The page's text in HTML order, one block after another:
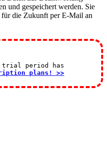
und gespeichert werden. Sie
die Zukunft per E-Mail an
trial period has
plans! >>